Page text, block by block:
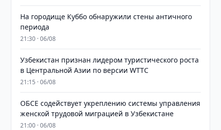
На городище Куббо обнаружили стены античного
периода
21:30 · 06/08
Узбекистан признан лидером туристического роста
в Центральной Азии по версии WTTC
21:15 · 06/08
ОБСЕ содействует укреплению системы управления
женской трудовой миграцией в Узбекистане
21:00 · 06/08